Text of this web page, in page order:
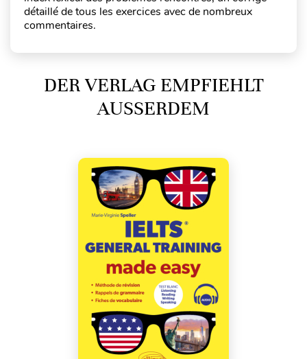
détaillé de tous les exercices avec de nombreux
commentaires.
DER VERLAG EMPFIEHLT
AUSSERDEM